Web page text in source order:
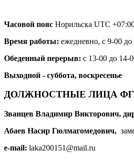
Часовой пояс Норильска UTC
Время работы: ежедневно, с 9-00 до
Обеденный перерыв: с 13-00 до 14-
Выходной - суббота, воскресенье
ДОЛЖНОСТНЫЕ ЛИЦА
Званцев Владимир Викторович,
Абаев Насир Гюлмагомедович,
е-mail: laka200151@mail.ru